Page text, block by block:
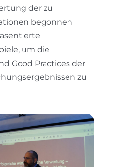
der zu
begonnen
um die
Good Practices der
zu